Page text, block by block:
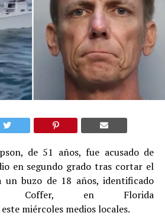
de 51 años, fue acusado de
en segundo grado tras cortar el
un buzo de 18 años, identificado
Coffer, en Florida
miércoles medios locales.